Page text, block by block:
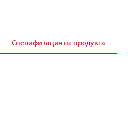
Спецификация на продукта